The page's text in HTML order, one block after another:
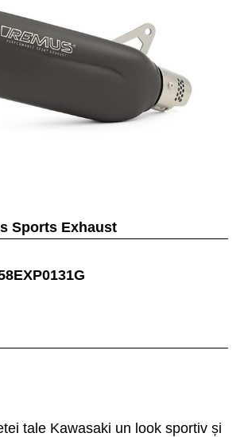
tale Kawasaki un look sportiv și
Sports Exhaust